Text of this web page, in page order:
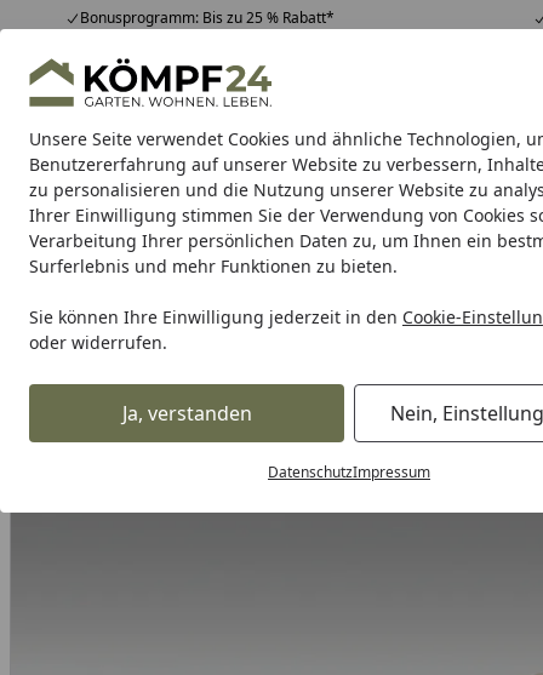
Unsere Seite verwendet Cookies und ähnliche Technologien,
Benutzererfahrung auf unserer Website zu verbessern,
zu personalisieren und die Nutzung unserer Website zu
Ihrer Einwilligung stimmen Sie der Verwendung von Cookies
Verarbeitung Ihrer persönlichen Daten zu, um Ihnen ein
Surferlebnis und mehr Funktionen zu bieten.
Sie können Ihre Einwilligung jederzeit in den Cookie-
oder widerrufen.
Ja, verstanden Nein,
DatenschutzImpressum
Bonusprogramm: Bis zu 25 % Rabatt*
Hotline07051 / 9 22 22
Mo-Fr. 8-16 Uhr 25.982 Bewertungen
Alle Produkte
Alle ProdukteHighlights Tipps & Tricks
Meister Meister Böden Meister Paneele Leisten
Karibu Pools inkl.
Dein Traumpool im Sorglos-
Meister Zubehör für Böden